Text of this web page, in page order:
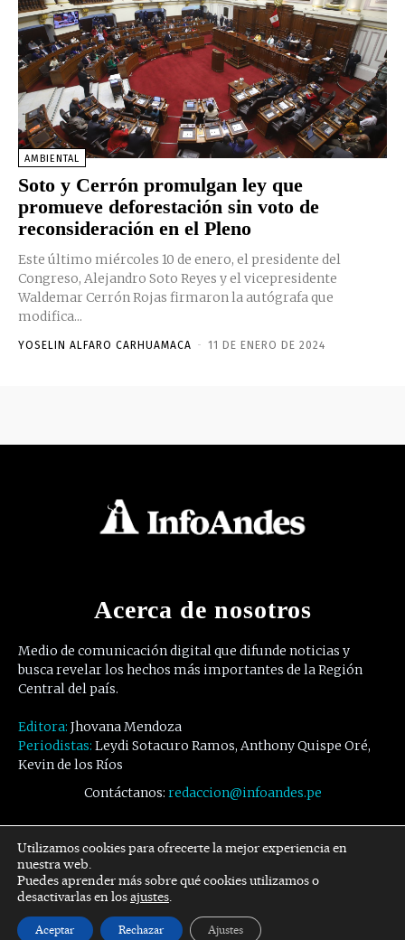
AMBIENTAL
Soto y Cerrón promulgan ley que
promueve deforestación sin voto de
reconsideración en el Pleno
Este último miércoles 10 de enero, el presidente del
Congreso, Alejandro Soto Reyes y el vicepresidente
Waldemar Cerrón Rojas firmaron la autógrafa que
modifica...
YOSELIN ALFARO CARHUAMACA - 11 DE ENERO DE 2024
Acerca de nosotros
Medio de comunicación digital que difunde noticias y
busca revelar los hechos más importantes de la Región
Central del país.
Editora: Jhovana Mendoza
Periodistas: Leydi Sotacuro Ramos, Anthony Quispe Oré,
Kevin de los Ríos
Contáctanos: redaccion@infoandes.pe
Síguenos
Facebook Twitter Youtube
Utilizamos cookies para ofrecerte la mejor experiencia en
nuestra web.
Puedes aprender más sobre qué cookies utilizamos o
desactivarlas en losajustes.
Aceptar Rechazar Ajustes